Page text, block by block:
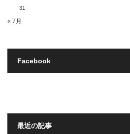
31
« 7月
Facebook
最近の記事